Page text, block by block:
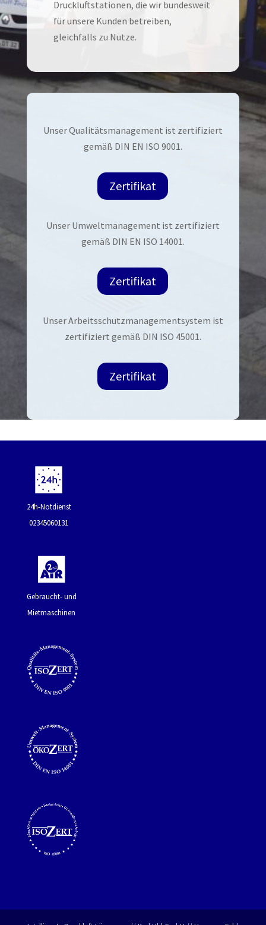
Druckluftstationen, die wir bundesweit
für unsere Kunden betreiben,
gleichfalls zu Nutze.
Unser Qualitätsmanagement ist zertifiziert
gemäß DIN EN ISO 9001.
Zertifikat
Unser Umweltmanagement ist zertifiziert
gemäß DIN EN ISO 14001.
Zertifikat
Unser Arbeitsschutzmanagementsystem ist
zertifiziert gemäß DIN ISO 45001.
Zertifikat
24h-Notdienst
02345060131
Gebraucht- und
Mietmaschinen